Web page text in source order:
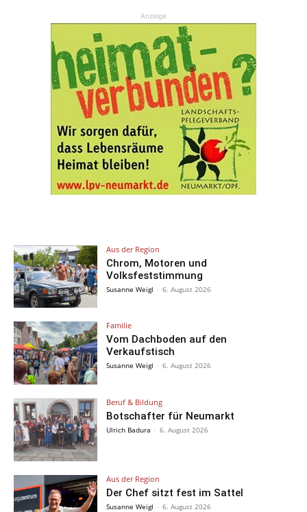
Anzeige
Aus der Region
Chrom, Motoren und
Volksfeststimmung
Susanne Weigl - 6. August 2026
Familie
Vom Dachboden auf den
Verkaufstisch
Susanne Weigl - 6. August 2026
Beruf & Bildung
Botschafter für Neumarkt
Ulrich Badura - 6. August 2026
Aus der Region
Der Chef sitzt fest im Sattel
Susanne Weigl - 6. August 2026